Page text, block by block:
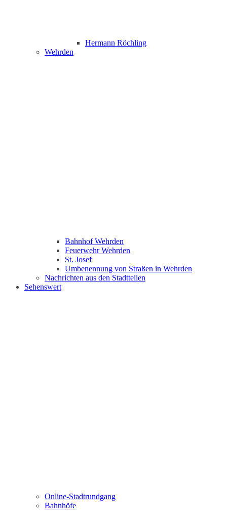
Hermann Röchling
Wehrden
Bahnhof Wehrden
Feuerwehr Wehrden
St. Josef
Umbenennung von Straßen in Wehrden
Nachrichten aus den Stadtteilen
Sehenswert
Online-Stadtrundgang
Bahnhöfe